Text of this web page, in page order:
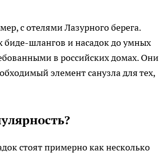
с отелями Лазурного берега.
биде-шлангов и насадок до умных
в российских домах. Они
элемент санузла для тех,
стоят примерно как несколько